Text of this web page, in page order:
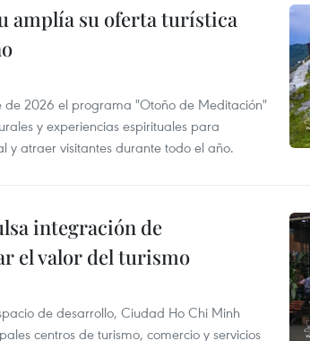
amplía su oferta turística
de 2026 el programa "Otoño de Meditación"
y experiencias espirituales para
y atraer visitantes durante todo el año.
integración de
el valor del turismo
de desarrollo, Ciudad Ho Chi Minh
centros de turismo, comercio y servicios